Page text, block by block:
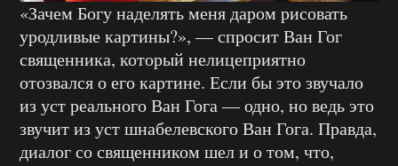
«Зачем Богу наделять меня даром рисовать
уродливые картины?», — спросит Ван Гог
священника, который нелицеприятно
отозвался о его картине. Если бы это звучало
из уст реального Ван Гога — одно, но ведь это
звучит из уст шнабелевского Ван Гога. Правда,
диалог со священником шел и о том, что,